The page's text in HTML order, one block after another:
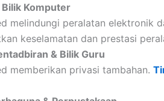
Bilik Komputer
melindungi peralatan elektronik
keselamatan dan prestasi
& Bilik Guru
memberikan privasi tambahan.